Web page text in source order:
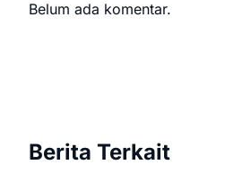
Belum ada komentar.
Berita Terkait